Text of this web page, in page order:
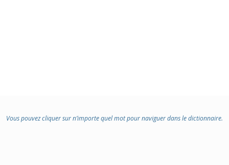
Vous pouvez cliquer sur n’importe quel mot pour naviguer dans le dictionnaire.